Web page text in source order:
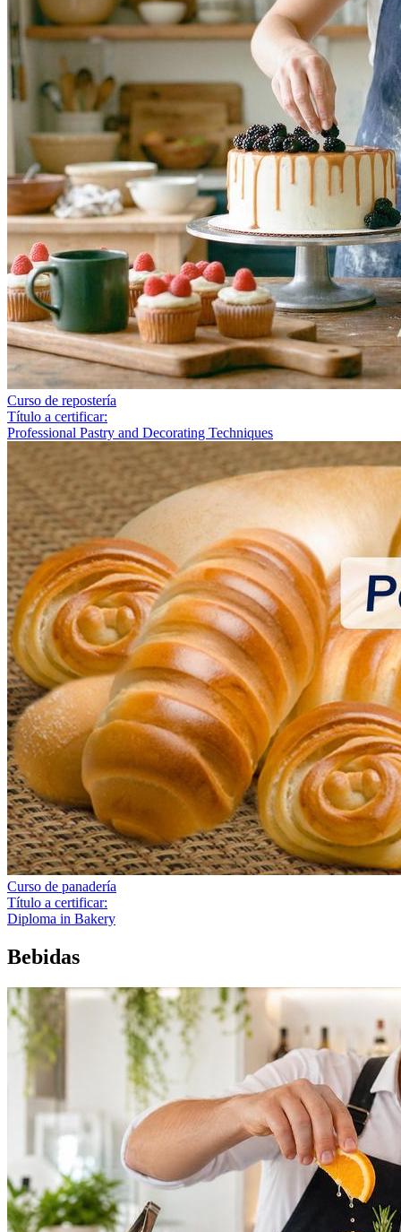
Curso de repostería
Título a certificar:
Professional Pastry and Decorating Techniques
Curso de panadería
Título a certificar:
Diploma in Bakery
Bebidas